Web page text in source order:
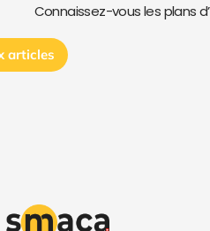
Connaissez-vous les plans
articles